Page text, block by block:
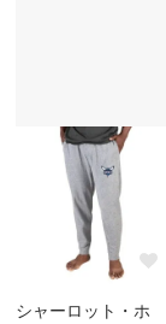
シャーロット・ホ